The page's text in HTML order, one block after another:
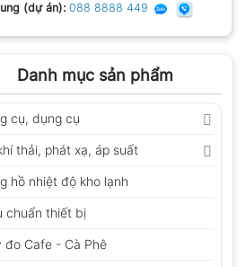
(dự án): 088 8888 449
Danh mục sản phẩm
cụ, dụng cụ
thải, phát xạ, áp suất
hồ nhiệt độ kho lạnh
chuẩn thiết bị
đo Cafe - Cà Phê